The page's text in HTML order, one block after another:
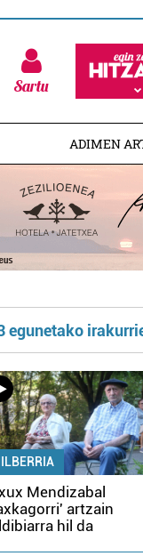
Sartu
ADIMEN
egunetako
Mendizabal
artzain
hil da